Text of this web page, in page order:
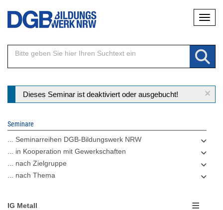
Direkt
Inhalt
×
Statusmeldung
Dieses Seminar ist deaktiviert oder ausgebucht!
Seminare
... Seminarreihen DGB-Bildungswerk NRW
... in Kooperation mit Gewerkschaften
... nach Zielgruppe
... nach Thema
IG Metall